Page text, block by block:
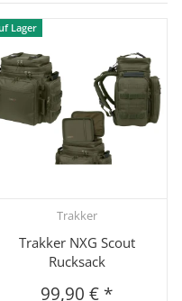
Lager
Trakker
Trakker NXG Scout
Rucksack
99,90 € *